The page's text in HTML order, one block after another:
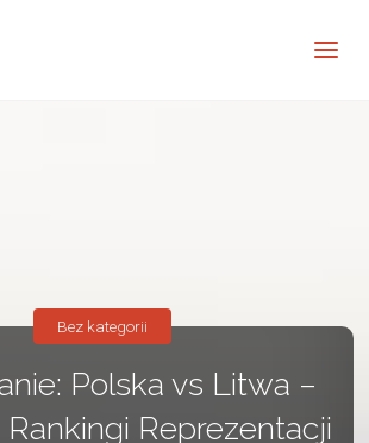
Polska vs Litwa –
Reprezentacji
Bez kategorii